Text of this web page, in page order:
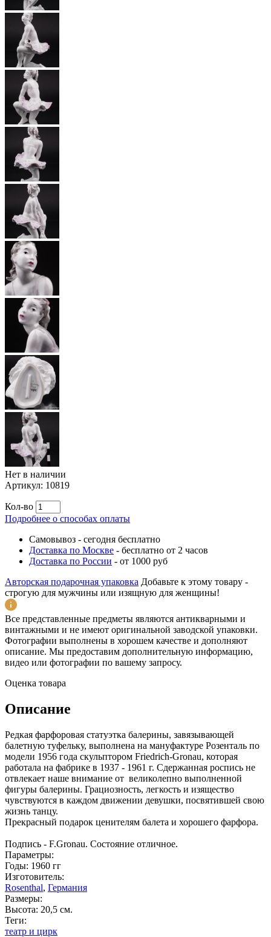
Нет в наличии
Артикул: 10819
Кол-во
Подробнее о способах оплаты
Самовывоз - сегодня бесплатно
Доставка по Москве - бесплатно от 2 часов
Доставка по России - от 1000 руб
Авторская подарочная упаковка Добавьте к этому товару -
строгую для мужчины или изящную для женщины!
Все представленные предметы являются антикварными и
винтажными и не имеют оригинальной заводской упаковки.
Фотографии выполнены в хорошем качестве и дополняют
описание. Мы предоставим дополнительную информацию,
видео или фотографии по вашему запросу.
Оценка товара
Описание
Редкая фарфоровая статуэтка балерины, завязывающей
балетную туфельку, выполнена на мануфактуре Розенталь по
модели 1956 года скульптором Friedrich-Gronau, которая
работала на фабрике в 1937 - 1961 г. Сдержанная роспись не
отвлекает наше внимание от великолепно выполненной
фигуры балерины. Грациозность, легкость и изящество
чувствуются в каждом движении девушки, посвятившей свою
жизнь танцу.
Прекрасный подарок ценителям балета и хорошего фарфора.
Подпись - F.Gronau. Состояние отличное.
Параметры:
Годы: 1960 гг
Изготовитель:
Rosenthal, Германия
Размеры:
Высота: 20,5 см.
Теги:
театр и цирк